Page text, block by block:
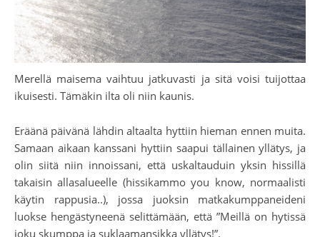
Merellä maisema vaihtuu jatkuvasti ja sitä voisi tuijottaa
ikuisesti. Tämäkin ilta oli niin kaunis.
Eräänä päivänä lähdin altaalta hyttiin hieman ennen muita.
Samaan aikaan kanssani hyttiin saapui tällainen yllätys, ja
olin siitä niin innoissani, että uskaltauduin yksin hissillä
takaisin allasalueelle (hissikammo you know, normaalisti
käytin rappusia..), jossa juoksin matkakumppaneideni
luokse hengästyneenä selittämään, että ”Meillä on hytissä
joku skumppa ja suklaamansikka yllätys!”.